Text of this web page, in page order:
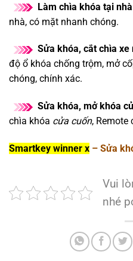
Làm chìa khóa tại
nhà, có mặt nhanh chóng.
Sửa khóa, cắt chìa xe
độ ổ khóa chống trộm, mở
chóng, chính xác.
Sửa khóa, mở khóa
chìa khóa cửa cuốn, Remote
Smartkey winner x – Sửa
Vui
nhé